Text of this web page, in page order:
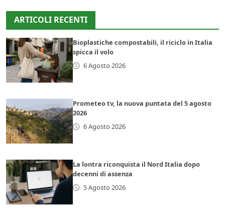
ARTICOLI RECENTI
Bioplastiche compostabili, il riciclo in Italia
spicca il volo
6 Agosto 2026
Prometeo tv, la nuova puntata del 5 agosto
2026
6 Agosto 2026
La lontra riconquista il Nord Italia dopo
decenni di assenza
5 Agosto 2026